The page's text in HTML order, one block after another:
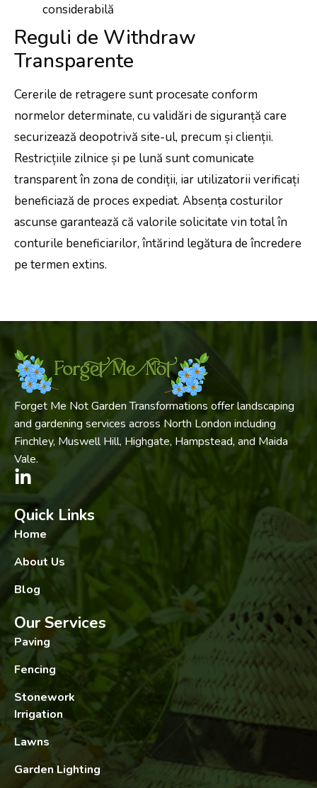
considerabilă
Reguli de Withdraw
Transparente
Cererile de retragere sunt procesate conform
normelor determinate, cu validări de siguranță care
securizează deopotrivă site-ul, precum și clienții.
Restricțiile zilnice și pe lună sunt comunicate
transparent în zona de condiții, iar utilizatorii verificați
beneficiază de proces expediat. Absența costurilor
ascunse garantează că valorile solicitate vin total în
conturile beneficiarilor, întărind legătura de încredere
pe termen extins.
Forget Me Not Garden Transformations offer landscaping
and gardening services across North London including
Finchley, Muswell Hill, Highgate, Hampstead, and Maida
Vale.
Quick Links
Home
About Us
Blog
Our Services
Paving
Fencing
Stonework
Irrigation
Lawns
Garden Lighting